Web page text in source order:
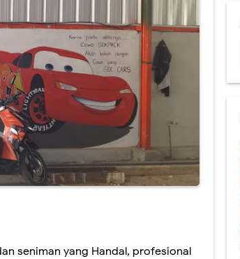
seniman yang Handal, profesional